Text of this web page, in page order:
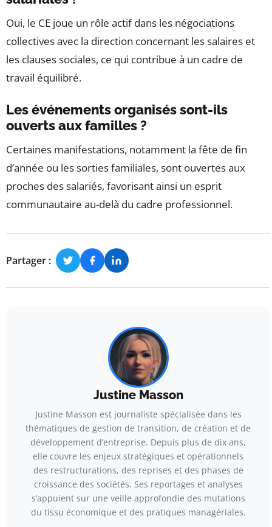
Oui, le CE joue un rôle actif dans les négociations
collectives avec la direction concernant les salaires et
les clauses sociales, ce qui contribue à un cadre de
travail équilibré.
Les événements organisés sont-ils
ouverts aux familles ?
Certaines manifestations, notamment la fête de fin
d’année ou les sorties familiales, sont ouvertes aux
proches des salariés, favorisant ainsi un esprit
communautaire au-delà du cadre professionnel.
Partager :
Justine Masson
Justine Masson est journaliste spécialisée dans les
thématiques de gestion de transition, de création et de
développement d’entreprise. Depuis plus de dix ans,
elle couvre les enjeux stratégiques et opérationnels
des restructurations, des reprises et des phases de
croissance des sociétés. Ses reportages et analyses
s’appuient sur une veille approfondie des mutations
du tissu économique et des pratiques managériales.